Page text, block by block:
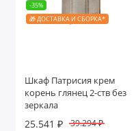
-35%
🎁 ДОСТАВКА И СБОРКА*
Шкаф Патрисия крем
корень глянец 2-ств без
зеркала
25.541 ₽ 39.294 ₽